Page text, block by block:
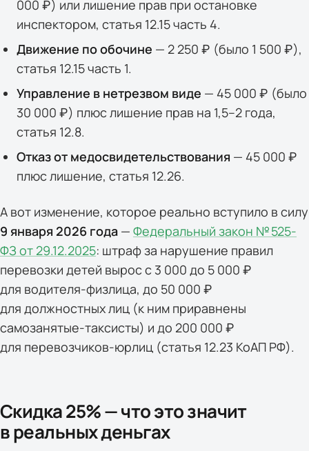
000 ₽) или лишение прав при остановке
инспектором, статья 12.15 часть 4.
Движение по обочине — 2 250 ₽ (было 1 500 ₽),
статья 12.15 часть 1.
Управление в нетрезвом виде — 45 000 ₽ (было
30 000 ₽) плюс лишение прав на 1,5–2 года,
статья 12.8.
Отказ от медосвидетельствования — 45 000 ₽
плюс лишение, статья 12.26.
А вот изменение, которое реально вступило в силу
9 января 2026 года — Федеральный закон № 525-
ФЗ от 29.12.2025: штраф за нарушение правил
перевозки детей вырос с 3 000 до 5 000 ₽
для водителя-физлица, до 50 000 ₽
для должностных лиц (к ним приравнены
самозанятые-таксисты) и до 200 000 ₽
для перевозчиков-юрлиц (статья 12.23 КоАП РФ).
Скидка 25% — что это значит
в реальных деньгах